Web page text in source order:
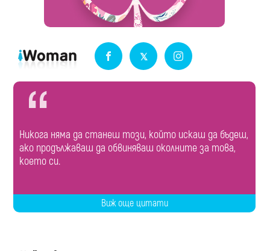
Никога няма да станеш този, който искаш да бъдеш,
ако продължаваш да обвиняваш околните за това,
което си.
Виж още цитати